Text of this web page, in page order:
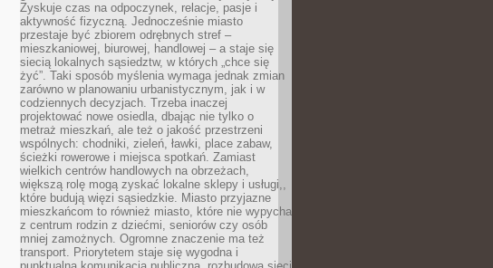
Zyskuje czas na odpoczynek, relacje, pasje i
aktywność fizyczną. Jednocześnie miasto
przestaje być zbiorem odrębnych stref –
mieszkaniowej, biurowej, handlowej – a staje się
siecią lokalnych sąsiedztw, w których „chce się
żyć”. Taki sposób myślenia wymaga jednak zmian
zarówno w planowaniu urbanistycznym, jak i w
codziennych decyzjach. Trzeba inaczej
projektować nowe osiedla, dbając nie tylko o
metraż mieszkań, ale też o jakość przestrzeni
wspólnych: chodniki, zieleń, ławki, place zabaw,
ścieżki rowerowe i miejsca spotkań. Zamiast
wielkich centrów handlowych na obrzeżach,
większą rolę mogą zyskać lokalne sklepy i usługi,,
które budują więzi sąsiedzkie. Miasto przyjazne
mieszkańcom to również miasto, które nie wypycha
z centrum rodzin z dziećmi, seniorów czy osób
mniej zamożnych. Ogromne znaczenie ma też
transport. Priorytetem staje się wygodna i